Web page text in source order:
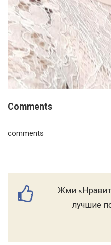
Comments
comments
Жми
лучшие